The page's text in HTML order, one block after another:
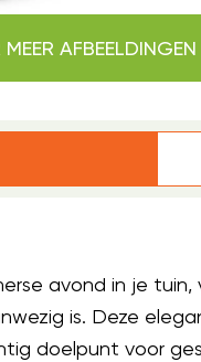
AFBEELDINGEN
avond in je
is. Deze
doelpunt voor